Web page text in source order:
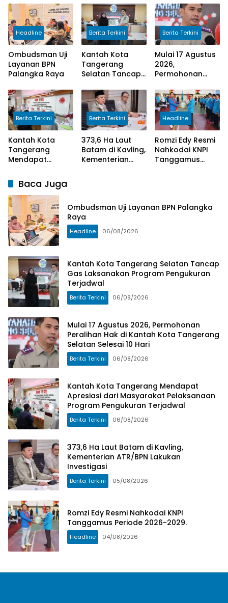
Headline
Ombudsman Uji
Layanan BPN
Palangka Raya
Berita Terkini
Kantah Kota
Tangerang
Selatan Tancap
Program
Pengukuran
Terjadwal
Berita Terkini
Mulai 17 Agustus
2026,
Permohonan
Kantah Kota
Tangerang
Selatan Selesai
10 Hari
Berita Terkini
Kantah Kota
Tangerang
Mendapat
Masyarakat
Pelaksanaan
Program
Pengukuran
Terjadwal
Berita Terkini
373,6 Ha Laut
Batam di Kavling,
Kementerian
Headline
Romzi Edy Resmi
Nahkodai KNPI
Tanggamus
Baca Juga
Ombudsman Uji Layanan BPN Palangka
Raya
Headline 06/08/2026
Kantah Kota Tangerang Selatan Tancap
Gas Laksanakan Program Pengukuran
Terjadwal
Berita Terkini 06/08/2026
Mulai 17 Agustus 2026, Permohonan
Peralihan Hak di Kantah Kota Tangerang
Selatan Selesai 10 Hari
Berita Terkini 06/08/2026
Kantah Kota Tangerang Mendapat
Apresiasi dari Masyarakat Pelaksanaan
Program Pengukuran Terjadwal
Berita Terkini 06/08/2026
373,6 Ha Laut Batam di Kavling,
Kementerian ATR/BPN Lakukan
Investigasi
Berita Terkini 05/08/2026
Romzi Edy Resmi Nahkodai KNPI
Tanggamus Periode 2026-2029.
Headline 04/08/2026